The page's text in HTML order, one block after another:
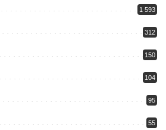
1 593
312
150
104
95
55